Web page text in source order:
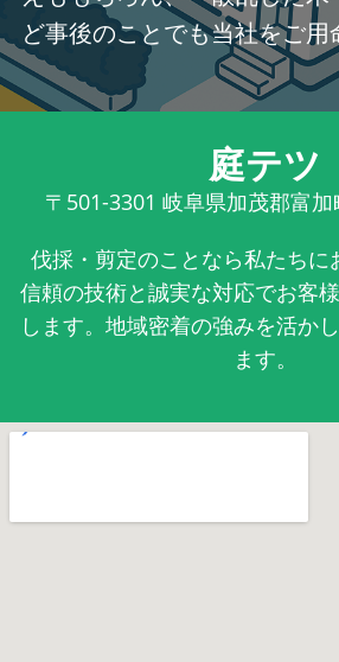
ど事後のことでも当社をご
庭テツ
〒501-3301 岐阜県加茂郡富
伐採・剪定のことなら私たちに
信頼の技術と誠実な対応でお客
します。地域密着の強みを活か
ます。